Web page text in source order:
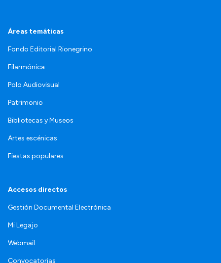
Áreas temáticas
Fondo Editorial Rionegrino
Filarmónica
Polo Audiovisual
Patrimonio
Bibliotecas y Museos
Artes escénicas
Fiestas populares
Accesos directos
Gestión Documental Electrónica
Mi Legajo
Webmail
Convocatorias